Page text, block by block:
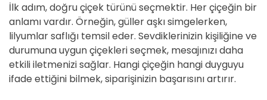
İlk adım, doğru çiçek türünü seçmektir. Her çiçeğin bir
anlamı vardır. Örneğin, güller aşkı simgelerken,
lilyumlar saflığı temsil eder. Sevdiklerinizin kişiliğine ve
durumuna uygun çiçekleri seçmek, mesajınızı daha
etkili iletmenizi sağlar. Hangi çiçeğin hangi duyguyu
ifade ettiğini bilmek, siparişinizin başarısını artırır.